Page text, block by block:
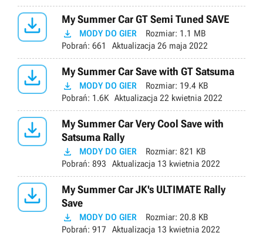
 My Summer Car GT Semi Tuned SAVE
 MODY DO GIER Rozmiar: 1.1 MB
Pobrań: 661 Aktualizacja 26 maja 2022
 My Summer Car Save with GT Satsuma
 MODY DO GIER Rozmiar: 19.4 KB
Pobrań: 1.6K Aktualizacja 22 kwietnia 2022

My Summer Car Very Cool Save with
Satsuma Rally
 MODY DO GIER Rozmiar: 821 KB
Pobrań: 893 Aktualizacja 13 kwietnia 2022

My Summer Car JK's ULTIMATE Rally
Save
 MODY DO GIER Rozmiar: 20.8 KB
Pobrań: 917 Aktualizacja 13 kwietnia 2022